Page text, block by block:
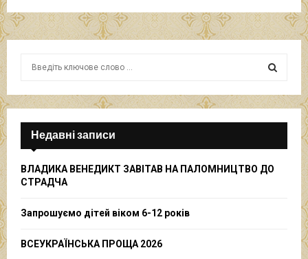
r
f
r
S
E
A
Недавні записи
ВЛАДИКА ВЕНЕДИКТ ЗАВІТАВ НА ПАЛОМНИЦТВО ДО
СТРАДЧА
Запрошуємо дітей віком 6-12 років
ВСЕУКРАЇНСЬКА ПРОЩА 2026